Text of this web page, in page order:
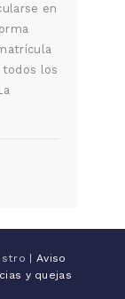
en
todos los
| Aviso
y quejas